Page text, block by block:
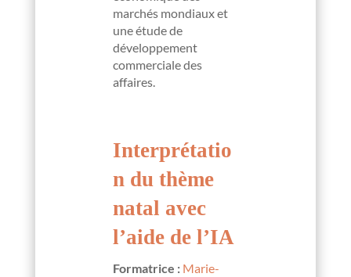
marchés mondiaux et
une étude de
développement
commerciale des
affaires.
Interprétatio
n du thème
natal avec
l’aide de l’IA
Formatrice : Marie-